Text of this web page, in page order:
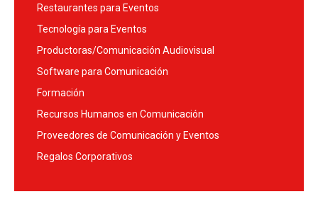
Restaurantes para Eventos
Tecnología para Eventos
Productoras/Comunicación Audiovisual
Software para Comunicación
Formación
Recursos Humanos en Comunicación
Proveedores de Comunicación y Eventos
Regalos Corporativos